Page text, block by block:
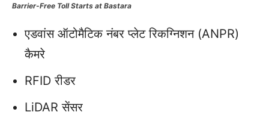
Barrier-Free Toll Starts at Bastara
एडवांस ऑटोमैटिक नंबर प्लेट रिकग्निशन (ANPR)
कैमरे
RFID रीडर
LiDAR सेंसर